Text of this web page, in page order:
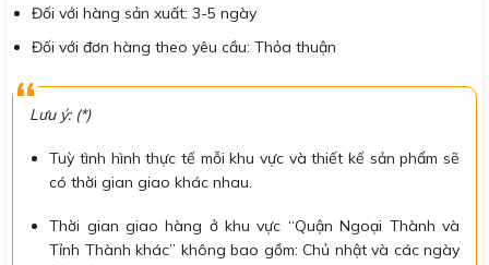
Đối với hàng sản xuất: 3-5 ngày
Đối với đơn hàng theo yêu cầu: Thỏa thuận
Lưu ý: (*)
Tuỳ tình hình thực tế mỗi khu vực và thiết kế sản phẩm sẽ
có thời gian giao khác nhau.
Thời gian giao hàng ở khu vực “Quận Ngoại Thành và
Tỉnh Thành khác” không bao gồm: Chủ nhật và các ngày